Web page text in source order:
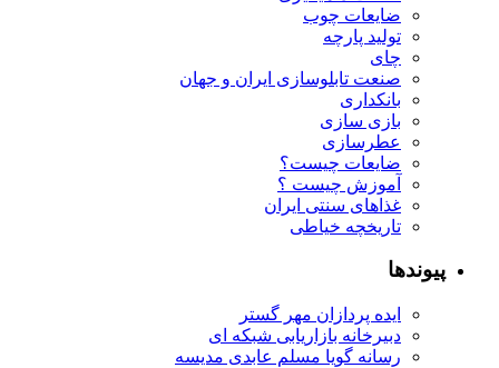
ضایعات چوب
تولید پارچه
چای
صنعت تابلوسازی ایران و جهان
بانکداری
بازی سازی
عطرسازی
ضایعات چیست؟
آموزش چیست ؟
غذاهای سنتی ایران
تاریخچه خیاطی
پیوندها
ایده پردازان مهر گستر
دبیرخانه بازاریابی شبکه ای
رسانه گویا مسلم عابدی مدیسه